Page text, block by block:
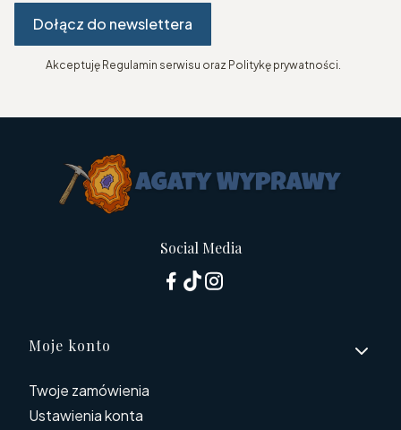
Dołącz do newslettera
Akceptuję Regulamin serwisu oraz Politykę prywatności.
Social Media
Linki w stopce
Moje konto
Twoje zamówienia
Ustawienia konta